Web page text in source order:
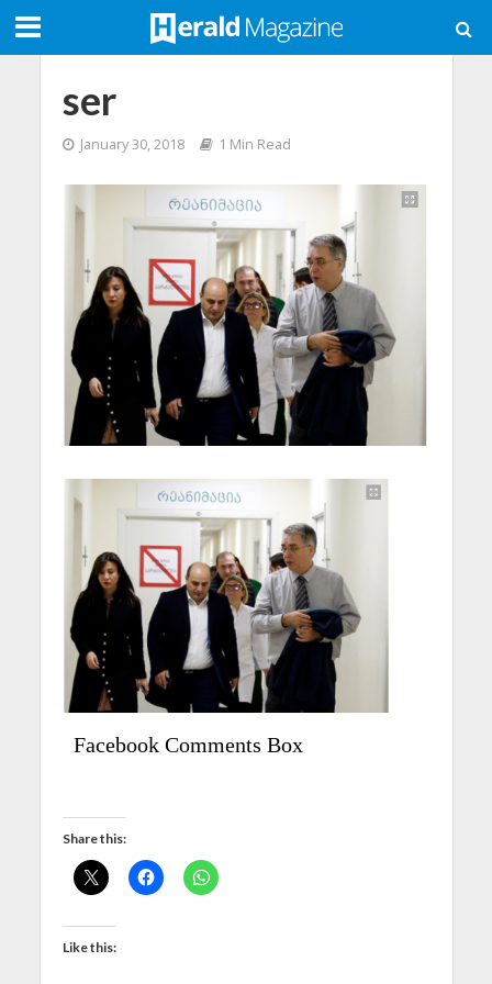
ser
January 30, 2018 1 Min Read
Facebook Comments Box
Share this:
Like this: